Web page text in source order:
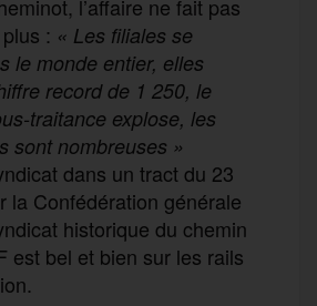
l’affaire ne fait pas
: « Les filiales se
le monde entier, elles
record de 1 250, le
traitance explose, les
sont nombreuses »
dans un tract du 23
la Confédération générale
historique du chemin
est bel et bien sur les rails